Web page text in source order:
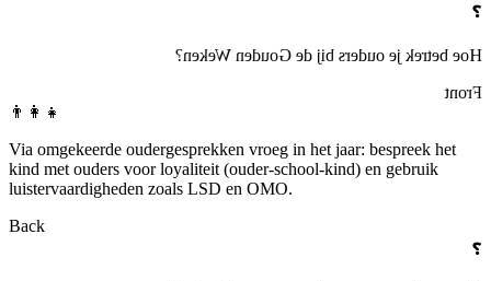
❓
Hoe betrek je ouders bij de Gouden Weken?
Front
👨‍👩‍👧
Via omgekeerde oudergesprekken vroeg in het jaar: bespreek het
kind met ouders voor loyaliteit (ouder‑school‑kind) en gebruik
luistervaardigheden zoals LSD en OMO.
Back
❓